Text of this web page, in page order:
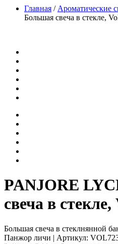
Главная / Ароматические
Большая свеча в стекле,
PANJORE
свеча в
Большая свеча в стеклнянной
Панжор личи | Артикул: